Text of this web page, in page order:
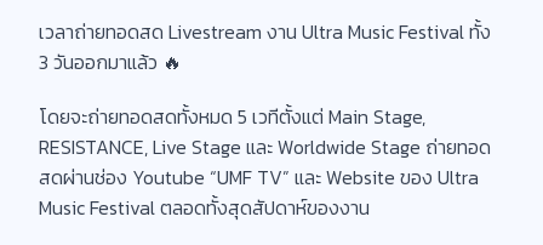
เวลาถ่ายทอดสด Livestream งาน Ultra Music Festival ทั้ง
3 วันออกมาแล้ว 🔥
โดยจะถ่ายทอดสดทั้งหมด 5 เวทีตั้งแต่ Main Stage,
RESISTANCE, Live Stage และ Worldwide Stage ถ่ายทอด
สดผ่านช่อง Youtube “UMF TV” และ Website ของ Ultra
Music Festival ตลอดทั้งสุดสัปดาห์ของงาน